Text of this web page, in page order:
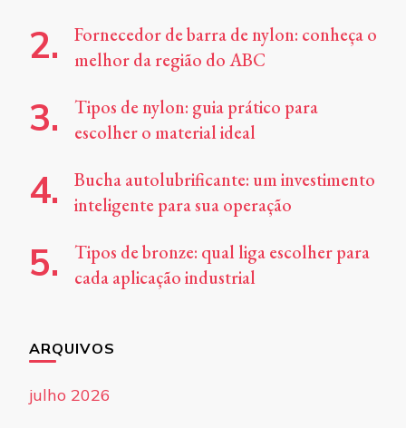
Fornecedor de barra de nylon: conheça o
melhor da região do ABC
Tipos de nylon: guia prático para
escolher o material ideal
Bucha autolubrificante: um investimento
inteligente para sua operação
Tipos de bronze: qual liga escolher para
cada aplicação industrial
ARQUIVOS
julho 2026